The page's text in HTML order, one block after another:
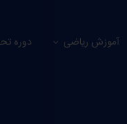
آموزش ریاضی دوره